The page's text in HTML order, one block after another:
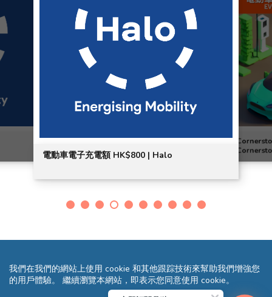
電動車電子充電額 HK$800 | Halo
我們在我們的網站上使用 cookie 和其他跟踪技術來幫助我們增強您
的用戶體驗。 繼續瀏覽本網站，即表示您同意使用 cookie。